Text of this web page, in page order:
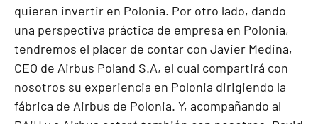
quieren invertir en Polonia. Por otro lado, dando
una perspectiva práctica de empresa en Polonia,
tendremos el placer de contar con Javier Medina,
CEO de Airbus Poland S.A, el cual compartirá con
nosotros su experiencia en Polonia dirigiendo la
fábrica de Airbus de Polonia. Y, acompañando al